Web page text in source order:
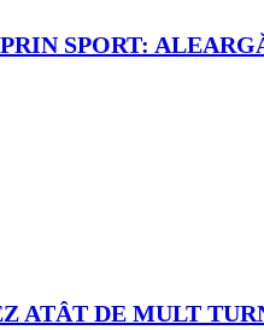
SPORT:
ATÂT DE MULT